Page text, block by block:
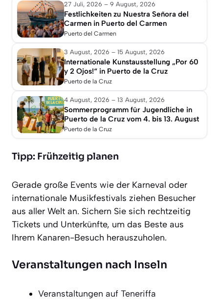
27 Juli, 2026 – 9 August, 2026
Festlichkeiten zu Nuestra Señora del
Carmen in Puerto del Carmen
Puerto del Carmen
3 August, 2026 – 15 August, 2026
Internationale Kunstausstellung „Por 60
y 2 Ojos!“ in Puerto de la Cruz
Puerto de la Cruz
4 August, 2026 – 13 August, 2026
Sommerprogramm für Jugendliche in
Puerto de la Cruz vom 4. bis 13. August
Puerto de la Cruz
Tipp: Frühzeitig planen
Gerade große Events wie der Karneval oder
internationale Musikfestivals ziehen Besucher
aus aller Welt an. Sichern Sie sich rechtzeitig
Tickets und Unterkünfte, um das Beste aus
Ihrem Kanaren-Besuch herauszuholen.
Veranstaltungen nach Inseln
Veranstaltungen auf Teneriffa